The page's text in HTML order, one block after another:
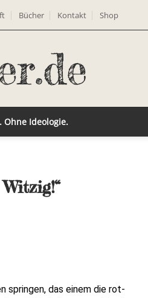
Bücher Kontakt Shop
Ohne Ideologie.
springen, das einem die rot-